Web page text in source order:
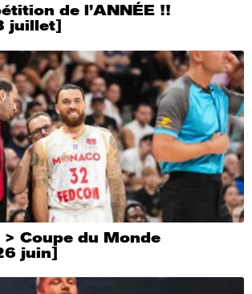
de l’ANNÉE !!
juillet]
Coupe du Monde
juin]